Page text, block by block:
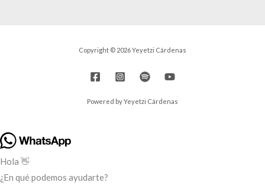
Copyright © 2026 Yeyetzi Cárdenas
Powered by Yeyetzi Cárdenas
Hola 👋
¿En qué podemos ayudarte?